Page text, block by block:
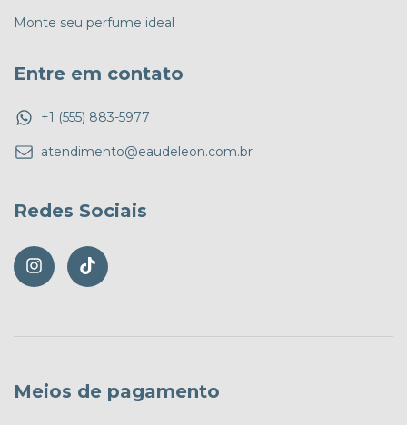
Monte seu perfume ideal
Entre em contato
+1 (555) 883-5977
atendimento@eaudeleon.com.br
Redes Sociais
Meios de pagamento